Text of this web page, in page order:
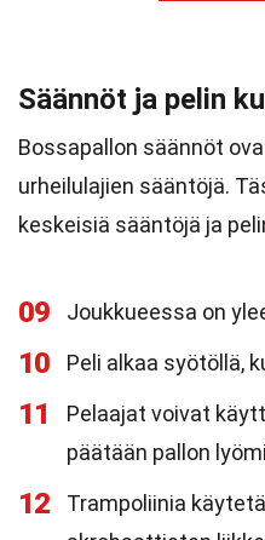
Säännöt ja pelin
Bossapallon säännöt
urheilulajien sääntöjä.
keskeisiä sääntöjä ja
09 Joukkueessa on
10 Peli alkaa syötöllä,
11
Pelaajat voivat
päätään pallon
12
Trampoliinia